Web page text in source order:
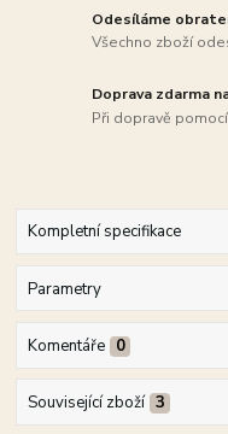
Odesíláme
Všechno zboží
Doprava zdarma
Při dopravě
Kompletní specifikace
Parametry
Komentáře 0
Související zboží 3